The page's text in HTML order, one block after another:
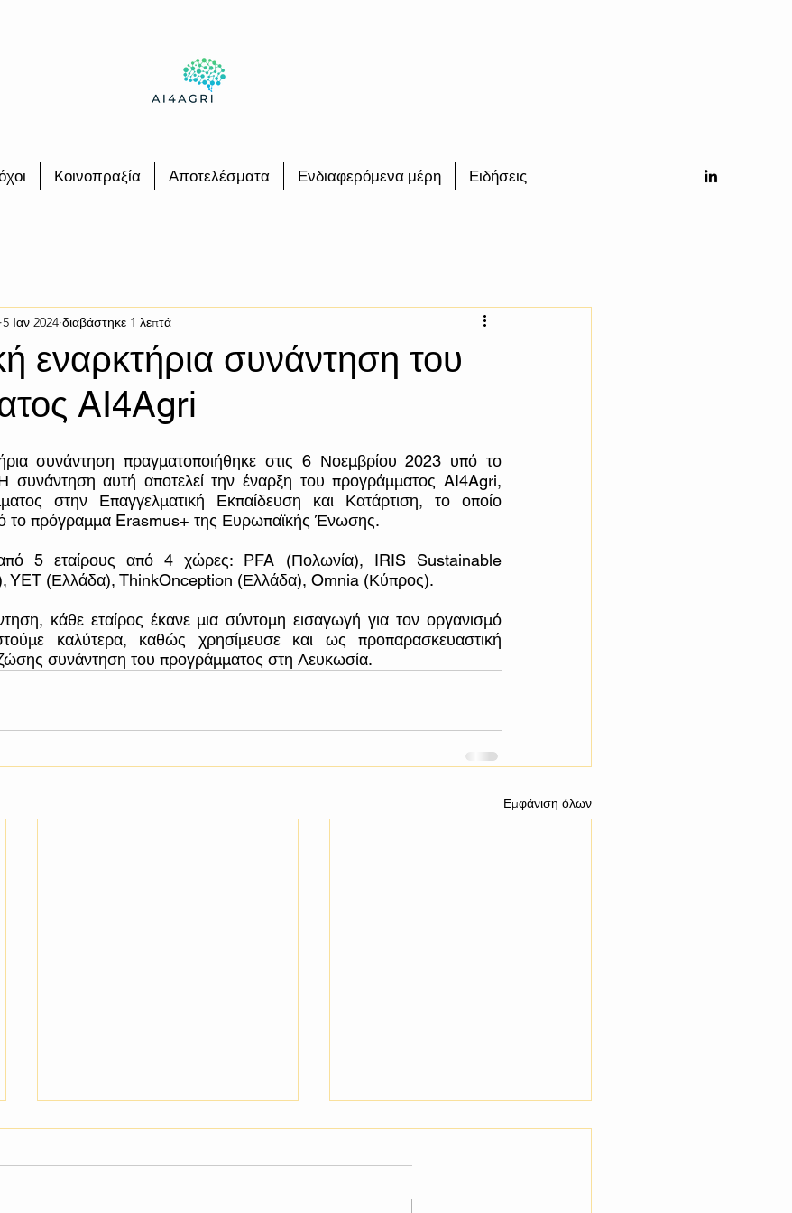
Κοινοπραξία Αποτελέσματα Ενδιαφερόμενα μέρη Ειδήσεις
εναρκτήρια συνάντηση του
AI4Agri
5 Ιαν 2024 διαβάστηκε 1 λεπτά
συνάντηση πραγματοποιήθηκε στις 6 Νοεμβρίου 2023 υπό το
συνάντηση αυτή αποτελεί την έναρξη του προγράμματος AI4Agri,
στην Επαγγελματική Εκπαίδευση και Κατάρτιση, το οποίο
το πρόγραμμα Erasmus+ της Ευρωπαϊκής Ένωσης.
από 5 εταίρους από 4 χώρες: PFA (Πολωνία), IRIS Sustainable
YET (Ελλάδα), ThinkOnception (Ελλάδα), Omnia (Κύπρος).
κάθε εταίρος έκανε μια σύντομη εισαγωγή για τον οργανισμό
καλύτερα, καθώς χρησίμευσε και ως προπαρασκευαστική
συνάντηση του προγράμματος στη Λευκωσία.
Εμφάνιση όλων